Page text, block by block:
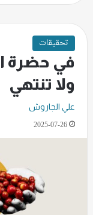
تحقيقات
في حضرة
ولا تنتهي
علي الجاروش
2025-07-26